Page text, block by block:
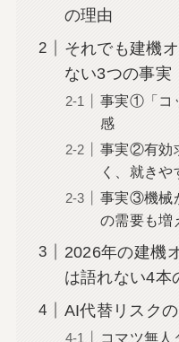
の理由
それでも建機
ない3つの事実
事実①「コ
感
事実②有効
く、就きや
事実③機械
の需要も増
2026年の建機
は語れない4本
AI代替リスク
コマツ無人